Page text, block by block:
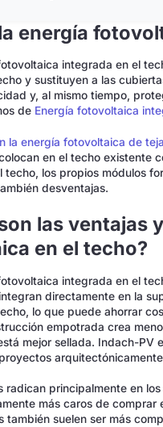
energía
integrada en el
y sustituyen a las
y, al mismo tiempo,
de Energía fotovoltaica
la energía fotovoltaica de
en el techo existente
techo, los propios módulos
desventajas.
las ventajas
en el techo?
integrada en el
directamente en la
lo que puede ahorrar
empotrada crea
mejor sellada. Indach-PV
radican principalmente en
más caros de comprar
también suelen ser más